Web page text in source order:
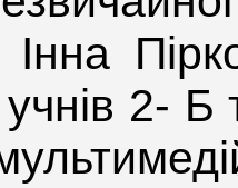
Інна
учнів 2-